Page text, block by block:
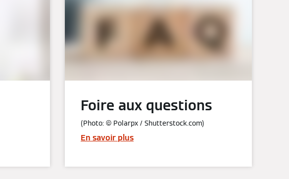
Foire aux questions
(Photo: © Polarpx / Shutterstock.com)
En savoir plus